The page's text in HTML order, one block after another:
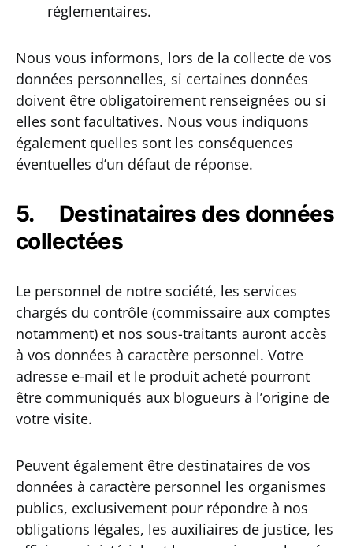
réglementaires.
Nous vous informons, lors de la collecte de vos
données personnelles, si certaines données
doivent être obligatoirement renseignées ou si
elles sont facultatives. Nous vous indiquons
également quelles sont les conséquences
éventuelles d’un défaut de réponse.
5. Destinataires des données
collectées
Le personnel de notre société, les services
chargés du contrôle (commissaire aux comptes
notamment) et nos sous-traitants auront accès
à vos données à caractère personnel. Votre
adresse e-mail et le produit acheté pourront
être communiqués aux blogueurs à l’origine de
votre visite.
Peuvent également être destinataires de vos
données à caractère personnel les organismes
publics, exclusivement pour répondre à nos
obligations légales, les auxiliaires de justice, les